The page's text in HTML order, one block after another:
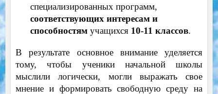
специализированных программ,
соответствующих интересам и
способностямучащихся 10-11 классов.
В результате основное внимание уделяется
тому, чтобы ученики начальной школы
мыслили логически, могли выражать свое
мнение и формировать свободную среду на